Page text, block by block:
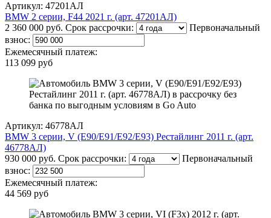
Артикул: 47201АЛ
BMW 2 серии, F44 2021 г. (арт. 47201АЛ)
2 360 000 руб. Срок рассрочки:
Первоначальный
взнос:
Ежемесячный платеж:
113 099 руб
Артикул: 46778АЛ
BMW 3 серии, V (E90/E91/E92/E93) Рестайлинг 2011 г. (арт.
46778АЛ)
930 000 руб. Срок рассрочки:
Первоначальный
взнос:
Ежемесячный платеж:
44 569 руб